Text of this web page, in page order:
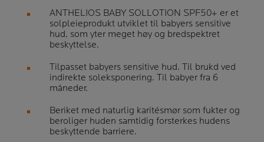
ANTHELIOS BABY SOLLOTION SPF50+ er et
solpleieprodukt utviklet til babyers sensitive
hud, som yter meget høy og bredspektret
beskyttelse.
Tilpasset babyers sensitive hud. Til brukd ved
indirekte soleksponering. Til babyer fra 6
måneder.
Beriket med naturlig karitésmør som fukter og
beroliger huden samtidig forsterkes hudens
beskyttende barriere.